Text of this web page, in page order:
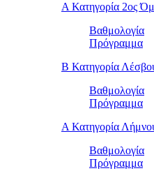
Α Κατηγορία 2ος
Βαθμολογία
Πρόγραμμα
B Κατηγορία
Βαθμολογία
Πρόγραμμα
Α Κατηγορία
Βαθμολογία
Πρόγραμμα